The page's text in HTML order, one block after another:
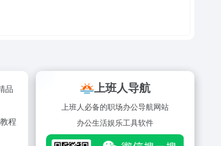
品
程
上班人导航
上班人必备的职场办公导航网站
办公生活娱乐工具软件